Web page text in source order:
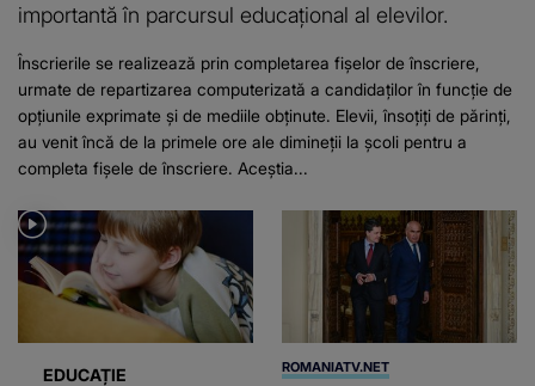
importantă în parcursul educațional al elevilor.
Înscrierile se realizează prin completarea fișelor de înscriere,
urmate de repartizarea computerizată a candidaților în funcție de
opțiunile exprimate și de mediile obținute. Elevii, însoțiți de părinți,
au venit încă de la primele ore ale dimineții la școli pentru a
completa fișele de înscriere. Aceștia...
EDUCAȚIE ROMANIATV.NET